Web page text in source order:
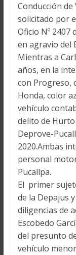
Conducción de
solicitado por
Oficio Nº 2407
en agravio del
Mientras a
años, en la
con Progreso,
Honda, color
vehículo
delito de
Deprove-
2020.Ambas
personal
Pucallpa.
El primer
de la Depajus
diligencias de
Escobedo
del presunto
vehículo